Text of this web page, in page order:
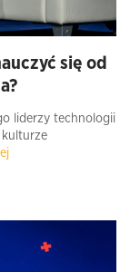
się od
liderzy technologii